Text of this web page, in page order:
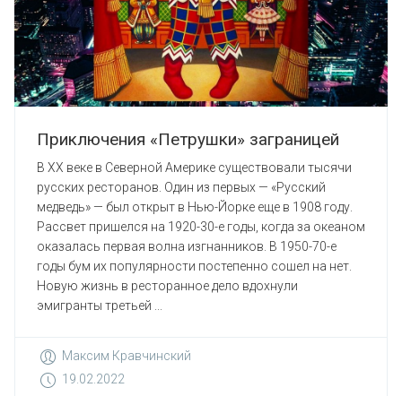
Приключения «Петрушки» заграницей
В ХХ веке в Северной Америке существовали тысячи
русских ресторанов. Один из первых — «Русский
медведь» — был открыт в Нью-Йорке еще в 1908 году.
Рассвет пришелся на 1920-30-е годы, когда за океаном
оказалась первая волна изгнанников. В 1950-70-е
годы бум их популярности постепенно сошел на нет.
Новую жизнь в ресторанное дело вдохнули
эмигранты третьей ...
Максим Кравчинский
19.02.2022